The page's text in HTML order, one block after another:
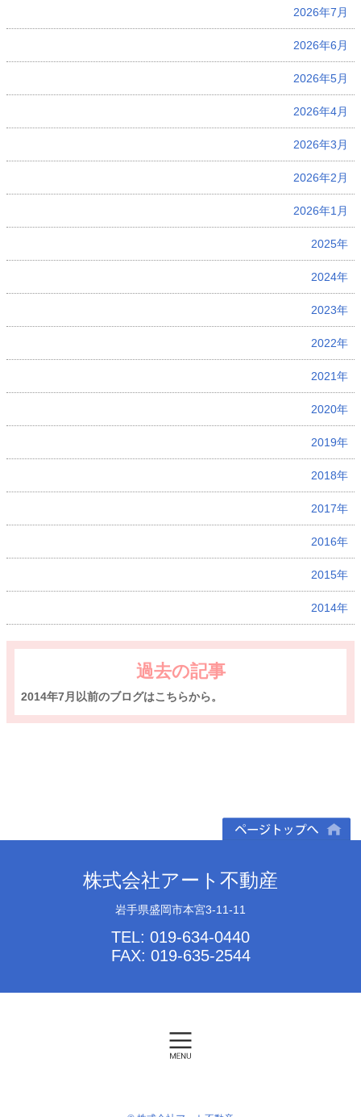
2026年7月
2026年6月
2026年5月
2026年4月
2026年3月
2026年2月
2026年1月
2025年
2024年
2023年
2022年
2021年
2020年
2019年
2018年
2017年
2016年
2015年
2014年
過去の記事
2014年7月以前のブログはこちらから。
株式会社アート不動産
岩手県盛岡市本宮3-11-11
TEL: 019-634-0440
FAX: 019-635-2544